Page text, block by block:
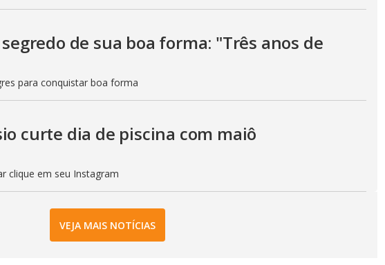
de sua boa forma: "Três anos de
para conquistar boa forma
curte dia de piscina com maiô
clique em seu Instagram
VEJA MAIS NOTÍCIAS